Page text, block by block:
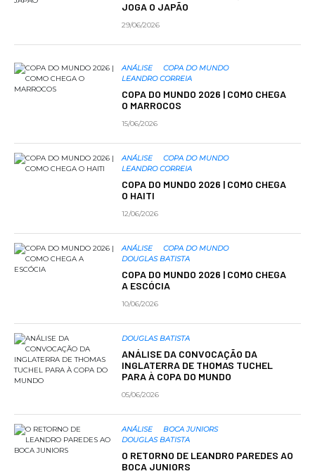
JOGA O JAPÃO
29/06/2026
ANÁLISE
COPA DO MUNDO
LEANDRO CORREIA
COPA DO MUNDO 2026 | COMO CHEGA
O MARROCOS
15/06/2026
ANÁLISE
COPA DO MUNDO
LEANDRO CORREIA
COPA DO MUNDO 2026 | COMO CHEGA
O HAITI
12/06/2026
ANÁLISE
COPA DO MUNDO
DOUGLAS BATISTA
COPA DO MUNDO 2026 | COMO CHEGA
A ESCÓCIA
10/06/2026
DOUGLAS BATISTA
ANÁLISE DA CONVOCAÇÃO DA
INGLATERRA DE THOMAS TUCHEL
PARA À COPA DO MUNDO
05/06/2026
ANÁLISE
BOCA JUNIORS
DOUGLAS BATISTA
O RETORNO DE LEANDRO PAREDES AO
BOCA JUNIORS